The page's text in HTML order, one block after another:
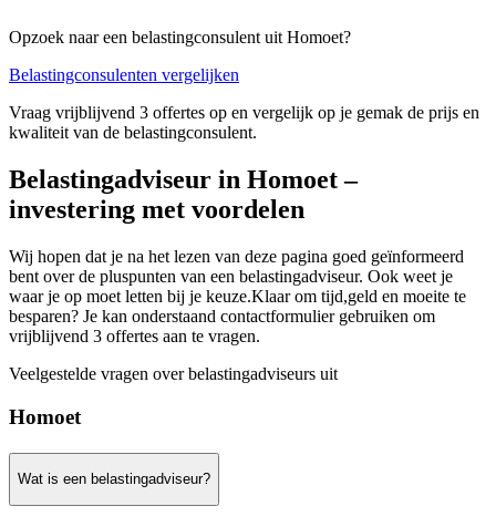
Opzoek naar een belastingconsulent uit Homoet?
Belastingconsulenten vergelijken
Vraag vrijblijvend 3 offertes op en vergelijk op je gemak de prijs en
kwaliteit van de belastingconsulent.
Belastingadviseur in Homoet –
investering met voordelen
Wij hopen dat je na het lezen van deze pagina goed geïnformeerd
bent over de pluspunten van een belastingadviseur. Ook weet je
waar je op moet letten bij je keuze.Klaar om tijd,geld en moeite te
besparen? Je kan onderstaand contactformulier gebruiken om
vrijblijvend 3 offertes aan te vragen.
Veelgestelde vragen over belastingadviseurs uit
Homoet
Wat is een belastingadviseur?